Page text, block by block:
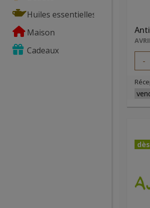
Huiles essentielles
Maison
Cadeaux
-